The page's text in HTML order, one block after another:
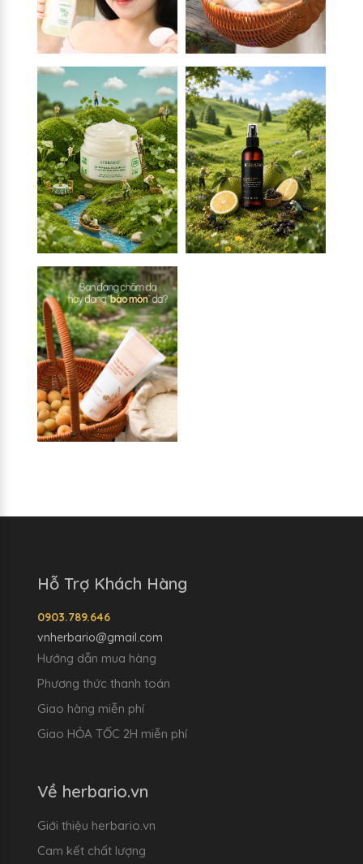
Hỗ Trợ Khách Hàng
0903.789.646
vnherbario@gmail.com
Hướng dẫn mua hàng
Phương thức thanh toán
Giao hàng miễn phí
Giao HỎA TỐC 2H miễn phí
Về herbario.vn
Giới thiệu herbario.vn
Cam kết chất lượng